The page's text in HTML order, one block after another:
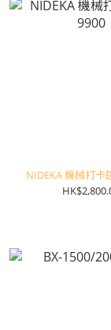
NIDEKA 機械打卡